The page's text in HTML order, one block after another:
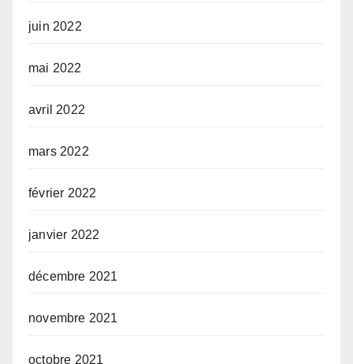
juin 2022
mai 2022
avril 2022
mars 2022
février 2022
janvier 2022
décembre 2021
novembre 2021
octobre 2021